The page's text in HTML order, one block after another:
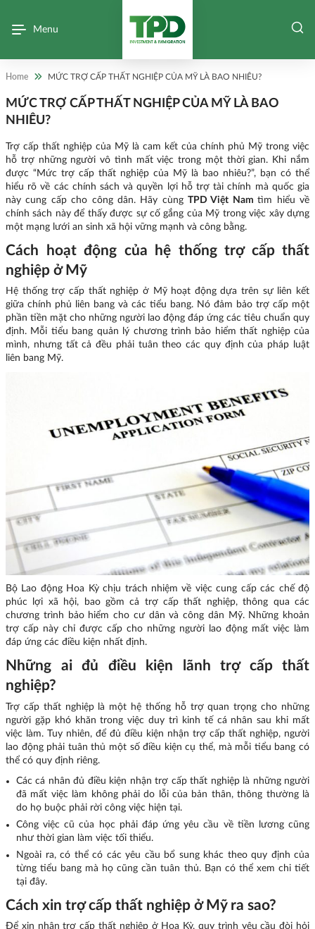
Menu
Home MỨC TRỢ CẤP THẤT NGHIỆP CỦA MỸ LÀ BAO NHIÊU?
MỨC TRỢ CẤP THẤT NGHIỆP CỦA MỸ LÀ BAO
NHIÊU?
Trợ cấp thất nghiệp của Mỹ là cam kết của chính phủ Mỹ trong việc
hỗ trợ những người vô tình mất việc trong một thời gian. Khi nắm
được “Mức trợ cấp thất nghiệp của Mỹ là bao nhiêu?”, bạn có thể
hiểu rõ về các chính sách và quyền lợi hỗ trợ tài chính mà quốc gia
này cung cấp cho công dân. Hãy cùngTPD Việt Namtìm hiểu về
chính sách này để thấy được sự cố gắng của Mỹ trong việc xây dựng
một mạng lưới an sinh xã hội vững mạnh và công bằng.
Cách hoạt động của hệ thống trợ cấp thất
nghiệp ở Mỹ
Hệ thống trợ cấp thất nghiệp ở Mỹ hoạt động dựa trên sự liên kết
giữa chính phủ liên bang và các tiểu bang. Nó đảm bảo trợ cấp một
phần tiền mặt cho những người lao động đáp ứng các tiêu chuẩn quy
định. Mỗi tiểu bang quản lý chương trình bảo hiểm thất nghiệp của
mình, nhưng tất cả đều phải tuân theo các quy định của pháp luật
liên bang Mỹ.
Bộ Lao động Hoa Kỳ chịu trách nhiệm về việc cung cấp các chế độ
phúc lợi xã hội, bao gồm cả trợ cấp thất nghiệp, thông qua các
chương trình bảo hiểm cho cư dân và công dân Mỹ. Những khoản
trợ cấp này chỉ được cấp cho những người lao động mất việc làm
đáp ứng các điều kiện nhất định.
Những ai đủ điều kiện lãnh trợ cấp thất
nghiệp?
Trợ cấp thất nghiệp là một hệ thống hỗ trợ quan trọng cho những
người gặp khó khăn trong việc duy trì kinh tế cá nhân sau khi mất
việc làm. Tuy nhiên, để đủ điều kiện nhận trợ cấp thất nghiệp, người
lao động phải tuân thủ một số điều kiện cụ thể, mà mỗi tiểu bang có
thể có quy định riêng.
Các cá nhân đủ điều kiện nhận trợ cấp thất nghiệp là những người
đã mất việc làm không phải do lỗi của bản thân, thông thường là
do họ buộc phải rời công việc hiện tại.
Công việc cũ của học phải đáp ứng yêu cầu về tiền lương cũng
như thời gian làm việc tối thiểu.
Ngoài ra, có thể có các yêu cầu bổ sung khác theo quy định của
từng tiểu bang mà họ cũng cần tuân thủ. Bạn có thể xem chi tiết
tại đây.
Cách xin trợ cấp thất nghiệp ở Mỹ ra sao?
Để xin nhận trợ cấp thất nghiệp ở Hoa Kỳ, quy trình yêu cầu đòi hỏi